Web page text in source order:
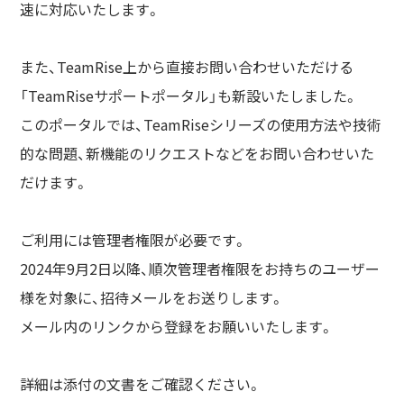
速に対応いたします。
また、TeamRise上から直接お問い合わせいただける
「TeamRiseサポートポータル」も新設いたしました。
このポータルでは、TeamRiseシリーズの使用方法や技術
的な問題、新機能のリクエストなどをお問い合わせいた
だけます。
ご利用には管理者権限が必要です。
2024年9月2日以降、順次管理者権限をお持ちのユーザー
様を対象に、招待メールをお送りします。
メール内のリンクから登録をお願いいたします。
詳細は添付の文書をご確認ください。